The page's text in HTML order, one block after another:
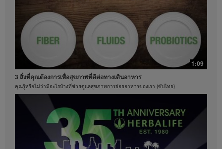
กำลังกายไว้ 30 นาทีต่อวัน ผู้เข้าร่วมเลือกรับประทาน
อาหารที่มีโปรตีนสูงหรืออาหารที่มีโปรตีนในระดับ
มาตรฐาน ผลคือผู้เข้าร่วมในทั้งสองกลุ่มสามารถควบคุม
น้ำหนักได้ 8.5 ปอนด์ สำหรับข้อมูลเกี่ยวกับคำกล่าวอ้าง
ของการควบคุมน้ำหนักในภูมิภาคที่คุณดำเนินธุรกิจอยู่
โปรดศึกษาในคู่มือสมาชิกหรือเยี่ยมชมเว็บไซต์
MyHerbalife.com
ทุกคนควรจะปรึกษาแพทย์ของตนเองก่อนเริ่มโปรแกรม
ควบคุมน้ำหนักใดๆ ผลิตภัณฑ์เฮอร์บาไลฟ์สามารถส่ง
เสริมการดูแลและการควบคุมน้ำหนักเมื่อใช้เป็นส่วนหนึ่ง
ร่วมกับการควบคุมอาหารเท่านั้น แม้ว่าผลิตภัณฑ์บาง
ชนิดของเฮอร์บาไลฟ์อาจเหมาะที่จะนำมาใช้ทดแทนส่วน
หนึ่งของอาหารประจำวันของพวกเขา แต่ก็ไม่ควรถูกนำ
มาใช้ทดแทนการรับประทานอาหารทั้งหมดของบุคคลใดๆ
และควรรับประทานอาหารประจำวันให้เพียงพออย่าง
น้อยหนึ่งมื้อ
1:15
เฮอร์บาไลฟ์ครองอันดับหนึ่งของโลกในด้านเชคโปรตีน
ค้นหาคำตอบว่าทำไมเชคเฮอร์บาไลฟ์จึงอร่อย
1:09
3 สิ่งที่คุณต้องการเพื่อสุขภาพที่ดีต่อทางเดินอาหาร
คุณรู้หรือไม่ว่ามีอะไรบ้างที่ช่วยดูแลสุขภาพการย่อยอาหารของเรา (ซับไทย)